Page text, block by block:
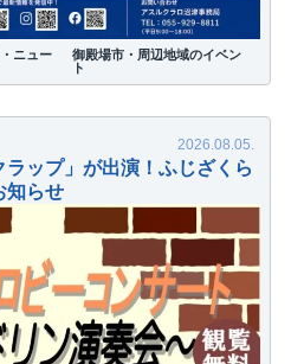
ニュー
御殿場市・周辺地域のイベン
ト
ップ」が出演！ふじざくら
知らせ